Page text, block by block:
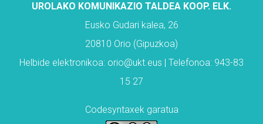
UROLAKO KOMUNIKAZIO TALDEA KOOP. ELK.
Eusko Gudari kalea, 26
20810 Orio (Gipuzkoa)
Helbide elektronikoa: orio@ukt.eus | Telefonoa: 943-83
15 27
Codesyntaxek garatua